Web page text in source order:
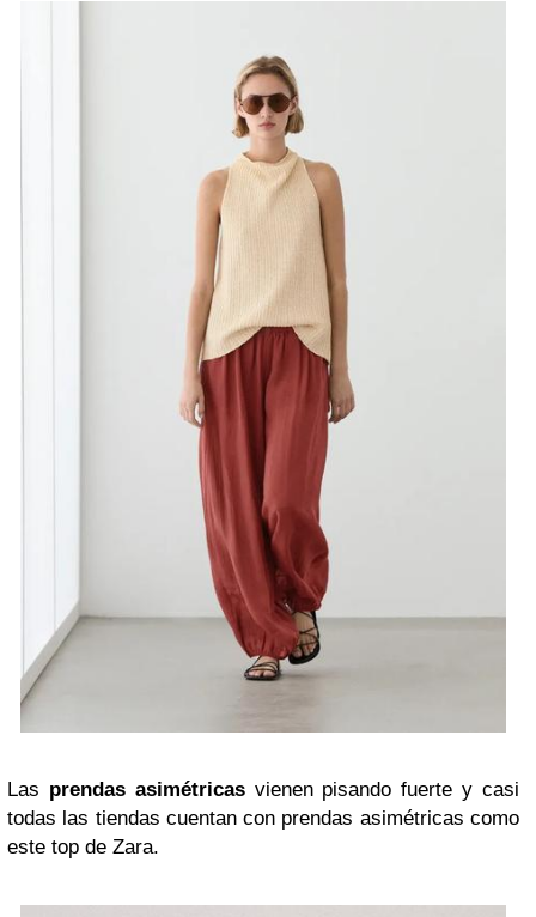
Las prendas asimétricasvienen pisando fuerte y casi
todas las tiendas cuentan con prendas asimétricas como
este top de Zara.